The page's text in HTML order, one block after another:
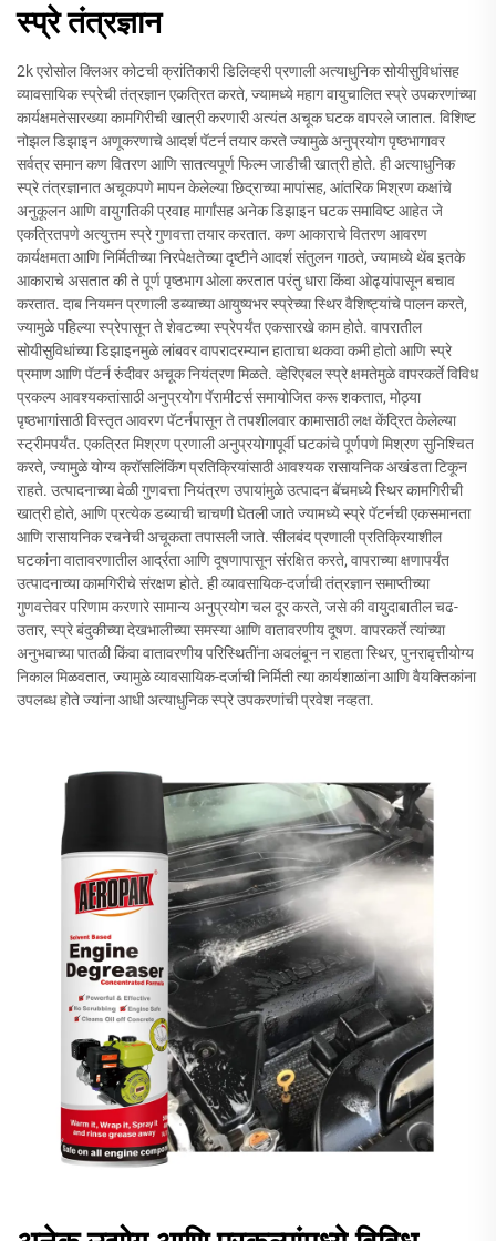
स्प्रे तंत्रज्ञान
2k एरोसोल क्लिअर कोटची क्रांतिकारी डिलिव्हरी प्रणाली अत्याधुनिक सोयीसुविधांसह
व्यावसायिक स्प्रेची तंत्रज्ञान एकत्रित करते, ज्यामध्ये महाग वायुचालित स्प्रे उपकरणांच्या
कार्यक्षमतेसारख्या कामगिरीची खात्री करणारी अत्यंत अचूक घटक वापरले जातात. विशिष्ट
नोझल डिझाइन अणूकरणाचे आदर्श पॅटर्न तयार करते ज्यामुळे अनुप्रयोग पृष्ठभागावर
सर्वत्र समान कण वितरण आणि सातत्यपूर्ण फिल्म जाडीची खात्री होते. ही अत्याधुनिक
स्प्रे तंत्रज्ञानात अचूकपणे मापन केलेल्या छिद्राच्या मापांसह, आंतरिक मिश्रण कक्षांचे
अनुकूलन आणि वायुगतिकी प्रवाह मार्गांसह अनेक डिझाइन घटक समाविष्ट आहेत जे
एकत्रितपणे अत्युत्तम स्प्रे गुणवत्ता तयार करतात. कण आकाराचे वितरण आवरण
कार्यक्षमता आणि निर्मितीच्या निरपेक्षतेच्या दृष्टीने आदर्श संतुलन गाठते, ज्यामध्ये थेंब इतके
आकाराचे असतात की ते पूर्ण पृष्ठभाग ओला करतात परंतु धारा किंवा ओढ्यांपासून बचाव
करतात. दाब नियमन प्रणाली डब्याच्या आयुष्यभर स्प्रेच्या स्थिर वैशिष्ट्यांचे पालन करते,
ज्यामुळे पहिल्या स्प्रेपासून ते शेवटच्या स्प्रेपर्यंत एकसारखे काम होते. वापरातील
सोयीसुविधांच्या डिझाइनमुळे लांबवर वापरादरम्यान हाताचा थकवा कमी होतो आणि स्प्रे
प्रमाण आणि पॅटर्न रुंदीवर अचूक नियंत्रण मिळते. व्हेरिएबल स्प्रे क्षमतेमुळे वापरकर्ते विविध
प्रकल्प आवश्यकतांसाठी अनुप्रयोग पॅरामीटर्स समायोजित करू शकतात, मोठ्या
पृष्ठभागांसाठी विस्तृत आवरण पॅटर्नपासून ते तपशीलवार कामासाठी लक्ष केंद्रित केलेल्या
स्ट्रीमपर्यंत. एकत्रित मिश्रण प्रणाली अनुप्रयोगापूर्वी घटकांचे पूर्णपणे मिश्रण सुनिश्चित
करते, ज्यामुळे योग्य क्रॉसलिंकिंग प्रतिक्रियांसाठी आवश्यक रासायनिक अखंडता टिकून
राहते. उत्पादनाच्या वेळी गुणवत्ता नियंत्रण उपायांमुळे उत्पादन बॅचमध्ये स्थिर कामगिरीची
खात्री होते, आणि प्रत्येक डब्याची चाचणी घेतली जाते ज्यामध्ये स्प्रे पॅटर्नची एकसमानता
आणि रासायनिक रचनेची अचूकता तपासली जाते. सीलबंद प्रणाली प्रतिक्रियाशील
घटकांना वातावरणातील आर्द्रता आणि दूषणापासून संरक्षित करते, वापराच्या क्षणापर्यंत
उत्पादनाच्या कामगिरीचे संरक्षण होते. ही व्यावसायिक-दर्जाची तंत्रज्ञान समाप्तीच्या
गुणवत्तेवर परिणाम करणारे सामान्य अनुप्रयोग चल दूर करते, जसे की वायुदाबातील चढ-
उतार, स्प्रे बंदुकीच्या देखभालीच्या समस्या आणि वातावरणीय दूषण. वापरकर्ते त्यांच्या
अनुभवाच्या पातळी किंवा वातावरणीय परिस्थितींना अवलंबून न राहता स्थिर, पुनरावृत्तीयोग्य
निकाल मिळवतात, ज्यामुळे व्यावसायिक-दर्जाची निर्मिती त्या कार्यशाळांना आणि वैयक्तिकांना
उपलब्ध होते ज्यांना आधी अत्याधुनिक स्प्रे उपकरणांची प्रवेश नव्हता.